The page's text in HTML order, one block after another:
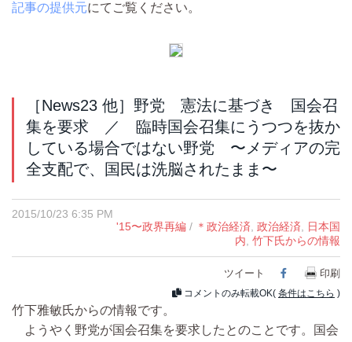
記事の提供元にてご覧ください。
［News23 他］野党 憲法に基づき 国会召
集を要求 ／ 臨時国会召集にうつつを抜か
している場合ではない野党 〜メディアの完
全支配で、国民は洗脳されたまま〜
2015/10/23 6:35 PM
'15〜政界再編 / ＊政治経済 政治経済
日本国
内 竹下氏からの情報
ツイート Facebook
印刷
コメントのみ転載OK( 条件はこちら )
竹下雅敏氏からの情報です。
ようやく野党が国会召集を要求したとのことです。国会